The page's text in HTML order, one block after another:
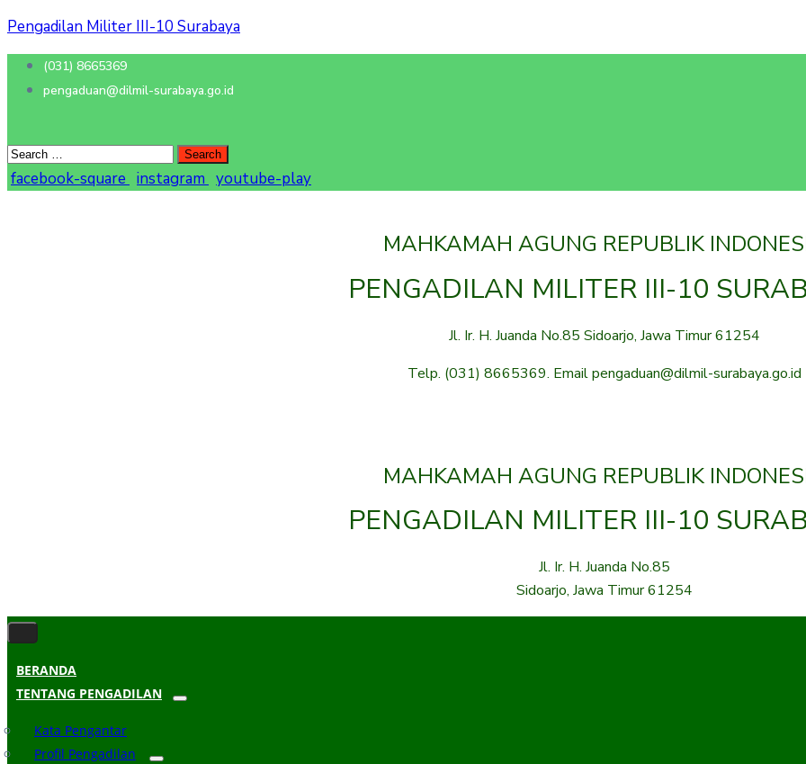
Pengadilan Militer III-10 Surabaya
(031) 8665369
pengaduan@dilmil-surabaya.go.id
facebook-square instagram youtube-play
MAHKAMAH AGUNG REPUBLIK
PENGADILAN MILITER III-10
Jl. Ir. H. Juanda No.85 Sidoarjo, Jawa Timur 61254
Telp. (031) 8665369. Email pengaduan@dilmil-surabaya.go.id
MAHKAMAH AGUNG REPUBLIK
PENGADILAN MILITER III-10
Jl. Ir. H. Juanda No.85
Sidoarjo, Jawa Timur 61254
BERANDA
TENTANG PENGADILAN
Kata Pengantar
Profil Pengadilan